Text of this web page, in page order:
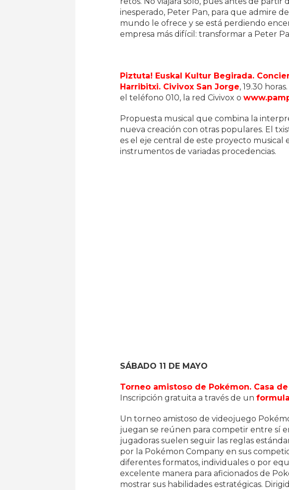
inesperado, Peter Pan, para que admire
mundo le ofrece y se está perdiendo
empresa más difícil: transformar a Peter
Piztuta! Euskal Kultur Begirada.
Harribitxi. Civivox San Jorge, 19.30
el teléfono 010, la red Civivox o
Propuesta musical que combina la
nueva creación con otras populares. El
es el eje central de este proyecto
instrumentos de variadas procedencias.
SÁBADO 11 DE MAYO
Torneo amistoso de Pokémon. Casa
Inscripción gratuita a través de un
Un torneo amistoso de videojuego
juegan se reúnen para competir entre sí
jugadoras suelen seguir las reglas
por la Pokémon Company en sus
diferentes formatos, individuales o por
excelente manera para aficionados de
mostrar sus habilidades estratégicas.